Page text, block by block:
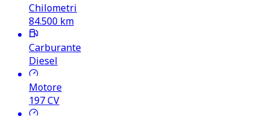
Chilometri
84.500 km
Carburante
Diesel
Motore
197CV